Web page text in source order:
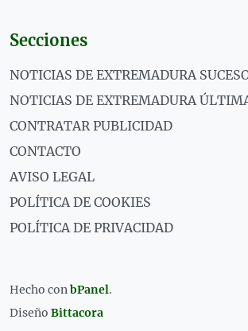
Secciones
NOTICIAS DE EXTREMADURA
NOTICIAS DE EXTREMADURA
CONTRATAR PUBLICIDAD
CONTACTO
AVISO LEGAL
POLÍTICA DE COOKIES
POLÍTICA DE PRIVACIDAD
Hecho conbPanel.
Diseño Bittacora